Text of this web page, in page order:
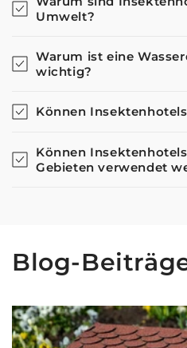
Umwelt?
Warum ist eine
wichtig?
Können
Können
Gebieten verwendet
Blog-